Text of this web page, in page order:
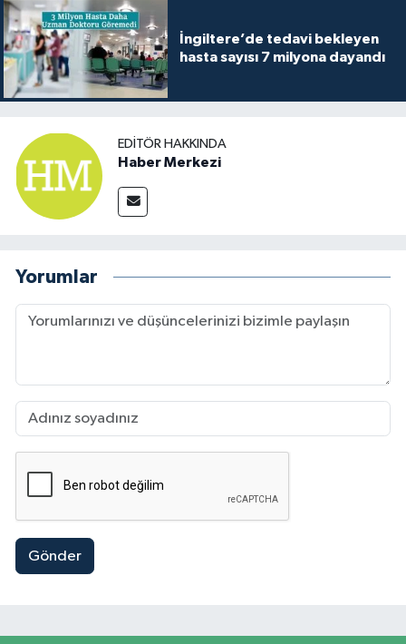
İngiltere’de tedavi bekleyen
hasta sayısı 7 milyona dayandı
EDITÖR HAKKINDA
Haber Merkezi
Yorumlar
Gönder